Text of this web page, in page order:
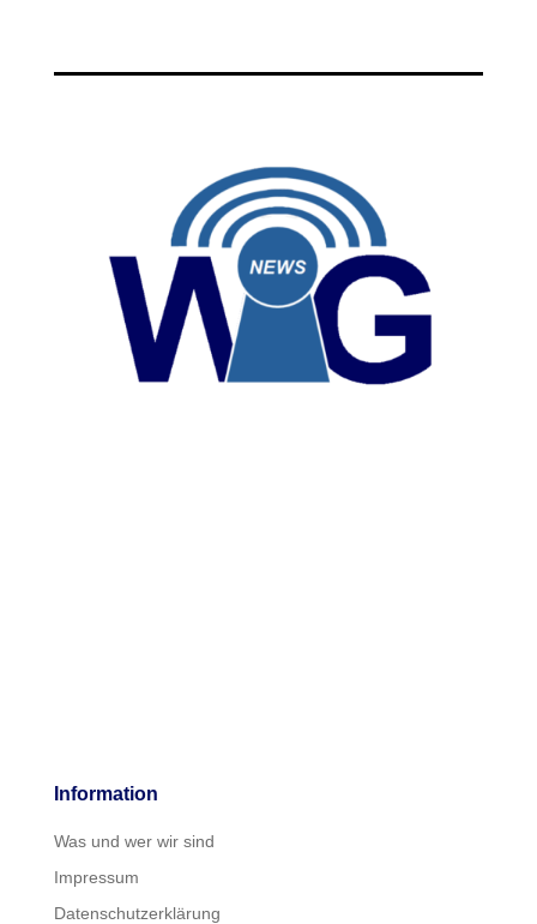
Information
Was und wer wir sind
Impressum
Datenschutzerklärung